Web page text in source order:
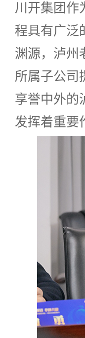
川开集团作
程具有广泛
渊源，泸州
所属子公司
享誉中外的
发挥着重要